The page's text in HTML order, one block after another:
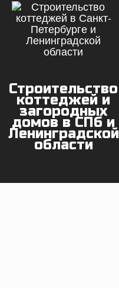
Строительство
коттеджей и
загородных
домов в СПб и
Ленинградской
области